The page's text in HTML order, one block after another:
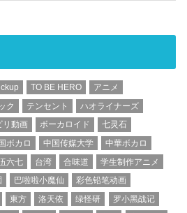
TO BE HERO
アニメ
ク テンセント
ハオライナーズ
リ動画 ボーカロイド
七灵石
ボカロ 中国传媒大学
中華ボカロ
六七 台湾 合味道
学生制作アニメ
巴啦啦小魔仙
彩色铅笔动画
東方 洛天依 绿怪研
罗小黑战记